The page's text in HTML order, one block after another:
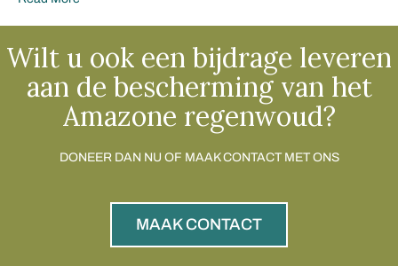
Wilt u ook een bijdrage leveren
aan de bescherming van het
Amazone regenwoud?
DONEER DAN NU OF MAAK CONTACT MET ONS
MAAK CONTACT